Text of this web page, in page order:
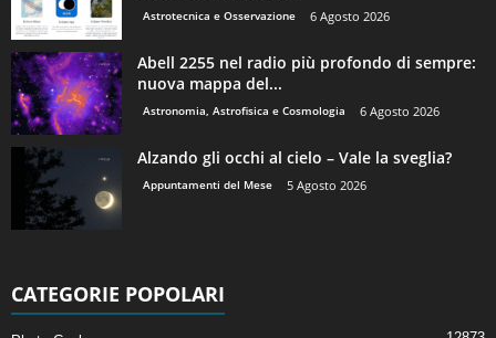
Astrotecnica e Osservazione 6 Agosto 2026
Abell 2255 nel radio più profondo di sempre:
nuova mappa del...
Astronomia, Astrofisica e Cosmologia 6 Agosto 2026
Alzando gli occhi al cielo – Vale la sveglia?
Appuntamenti del Mese 5 Agosto 2026
CATEGORIE POPOLARI